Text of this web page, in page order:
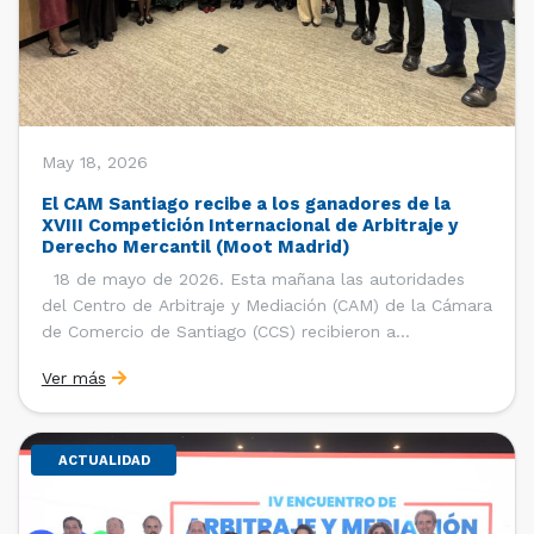
May 18, 2026
El CAM Santiago recibe a los ganadores de la
XVIII Competición Internacional de Arbitraje y
Derecho Mercantil (Moot Madrid)
18 de mayo de 2026. Esta mañana las autoridades
del Centro de Arbitraje y Mediación (CAM) de la Cámara
de Comercio de Santiago (CCS) recibieron a
Facultad de Derecho de la Universidad de Chile que se
consagró como ganador de la […]
Ver más
ACTUALIDAD